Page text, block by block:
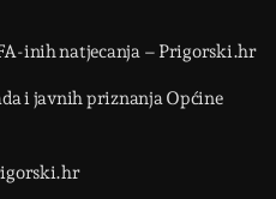
inih natjecanja – Prigorski.hr
i javnih priznanja Općine